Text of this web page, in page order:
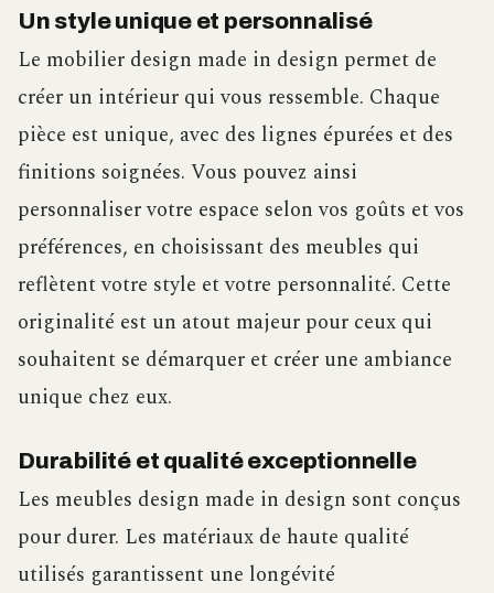
Un style unique et personnalisé
Le mobilier design made in design permet de
créer un intérieur qui vous ressemble. Chaque
pièce est unique, avec des lignes épurées et des
finitions soignées. Vous pouvez ainsi
personnaliser votre espace selon vos goûts et vos
préférences, en choisissant des meubles qui
reflètent votre style et votre personnalité. Cette
originalité est un atout majeur pour ceux qui
souhaitent se démarquer et créer une ambiance
unique chez eux.
Durabilité et qualité exceptionnelle
Les meubles design made in design sont conçus
pour durer. Les matériaux de haute qualité
utilisés garantissent une longévité